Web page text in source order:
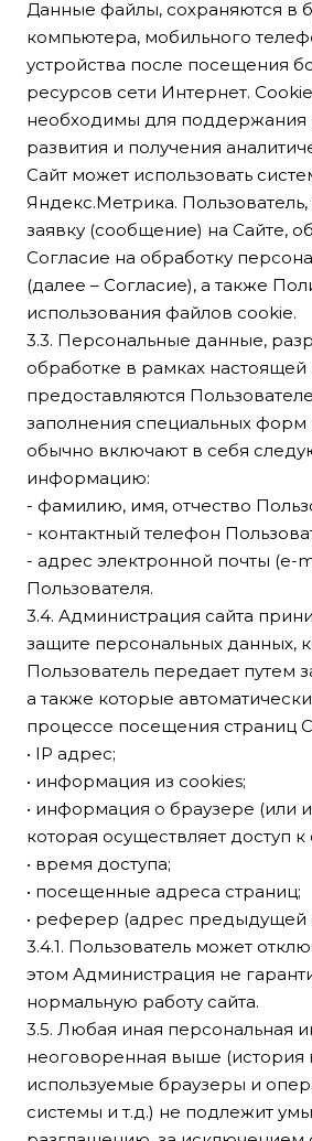
Данные файлы, сохраняются в
компьютера, мобильного
устройства после посещения
ресурсов сети Интернет.
необходимы для поддержания
развития и получения
Сайт может использовать
Яндекс.Метрика.
заявку (сообщение) на Сайте,
Согласие на обработку
(далее – Согласие), а также
использования файлов cookie.
3.3. Персональные данные,
обработке в рамках настоящей
предоставляются
заполнения специальных форм
обычно включают в себя
информацию:
- фамилию, имя, отчество
- контактный телефон
- адрес электронной почты (e-
Пользователя.
3.4. Администрация сайта
защите персональных данных,
Пользователь передает путем
а также которые
процессе посещения страниц
• IP адрес;
• информация из cookies;
• информация о браузере (или
которая осуществляет доступ к
• время доступа;
• посещенные адреса страниц;
• реферер (адрес предыдущей
3.4.1. Пользователь может
этом Администрация не
нормальную работу сайта.
3.5. Любая иная персональная
неоговоренная выше (история
используемые браузеры и
системы и т.д.) не подлежит